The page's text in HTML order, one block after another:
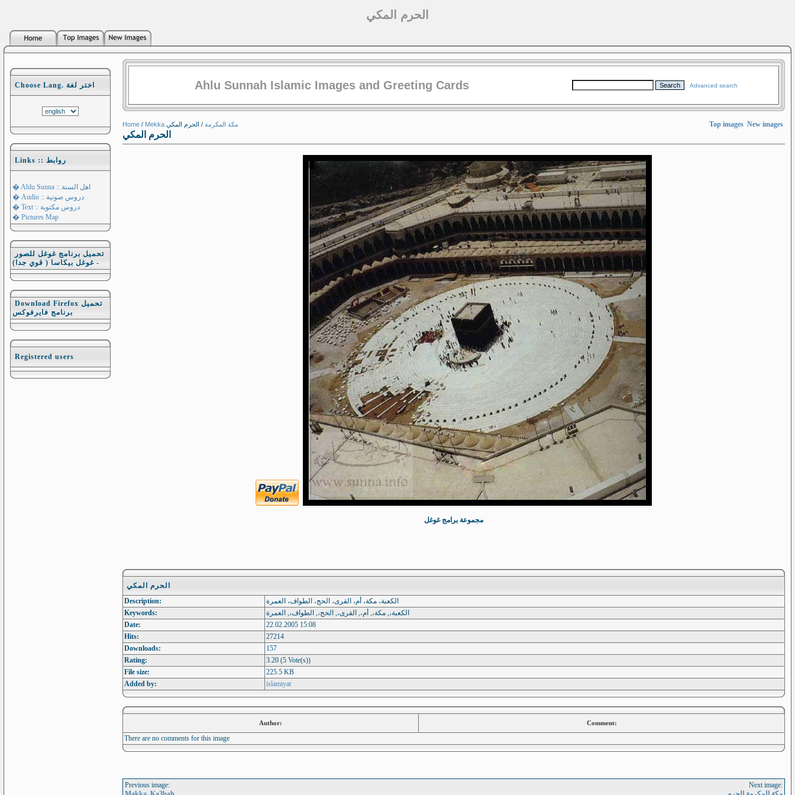
الحرم المكي
Choose Lang. اختر لغة
Links :: روابط
� Ahlu Sunna :: اهل السنة
� Audio :: دروس صوتية
� Text :: دروس مكتوبة
� Pictures Map
تحميل برنامج غوغل للصور
- غوغل بيكاسا ( قوي جدا)
Download Firefox تحميل
برنامج فايرفوكس
Registered users
Ahlu Sunnah Islamic Images and Greeting Cards Advanced search
Home / Mekka مكة المكرمة / الحرم المكي Top images New images
الحرم المكي
مجموعة برامج غوغل
الحرم المكي
Description:
الكعبة، مكة، أم، القرى، الحج، الطواف، العمرة
Keywords:
الكعبة،, مكة،, أم،, القرى،, الحج،, الطواف،, العمرة
Date:
22.02.2005 15:08
Hits:
27214
Downloads:
157
Rating:
3.20 (5 Vote(s))
File size:
225.5 KB
Added by:
islamiyat
Author: Comment:
There are no comments for this image
Previous image:
Next image: